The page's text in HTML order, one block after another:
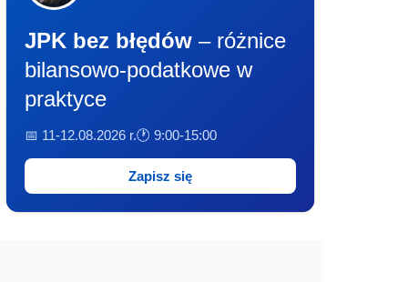
JPK bez błędów – różnice
bilansowo-podatkowe w
praktyce
📅 11-12.08.2026 r.🕐 9:00-15:00
Zapisz się